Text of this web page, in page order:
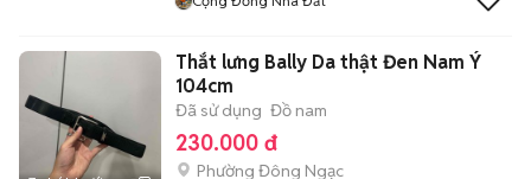
Thắt lưng Bally Da thật Đen Nam Ý
104cm
Đã sử dụng Đồ nam
230.000 đ
Phường Đông Ngạc